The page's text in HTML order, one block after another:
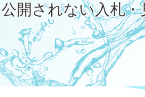
開されない入札・